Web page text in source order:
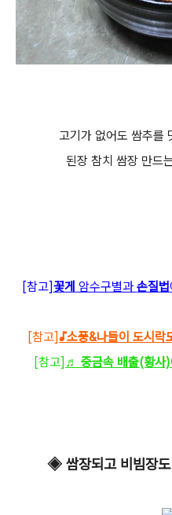
고기가 없어도 쌈추를
된장 참치 쌈장 만드
[참고]꽃게 암수구별과 손질법
[참고]♪소풍&나들이 도시락
[참고] ♬ 중금속 배출(황사)
◈ 쌈장되고 비빔장